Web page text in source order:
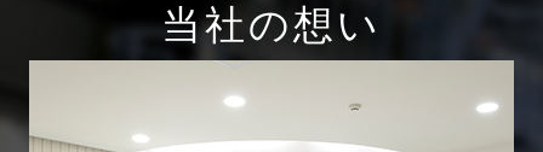
当社の想い